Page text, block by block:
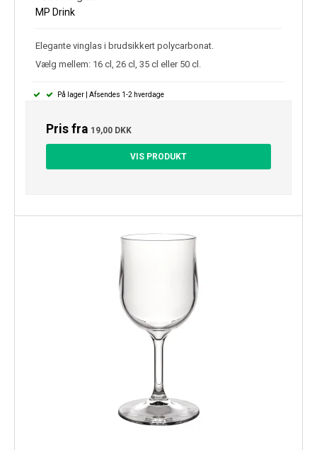
MP Drink
Elegante vinglas i brudsikkert polycarbonat.
Vælg mellem: 16 cl, 26 cl, 35 cl eller 50 cl.
På lager | Afsendes 1-2 hverdage
Pris fra 19,00 DKK
VIS PRODUKT